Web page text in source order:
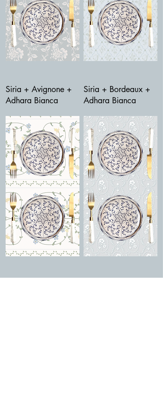
Siria + Avignone +
Adhara Bianca
Siria + Bordeaux +
Adhara Bianca